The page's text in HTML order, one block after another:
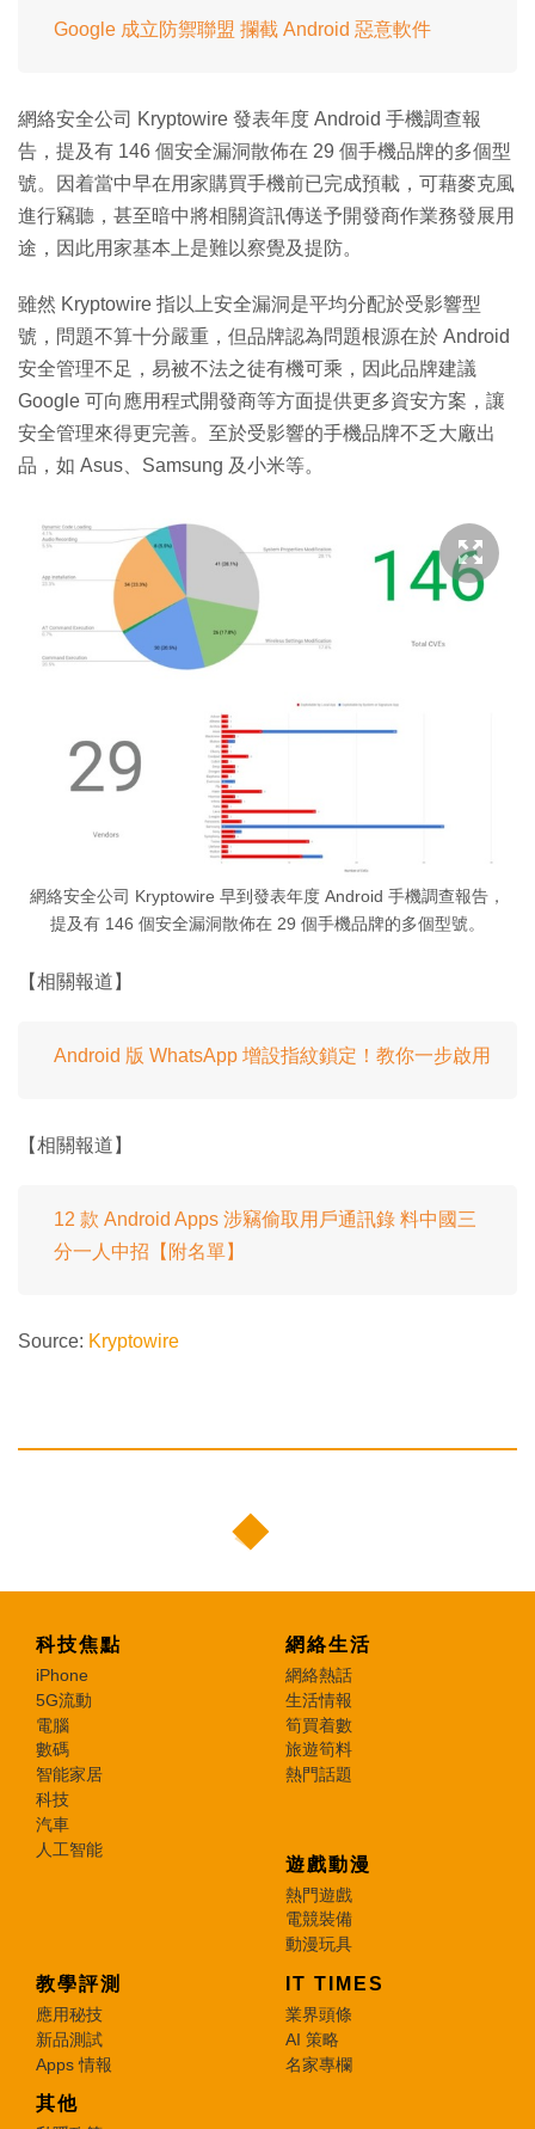
Google 成立防禦聯盟 攔截 Android 惡意軟件
網絡安全公司 Kryptowire 發表年度 Android 手機調查報
告，提及有 146 個安全漏洞散佈在 29 個手機品牌的多個型
號。因着當中早在用家購買手機前已完成預載，可藉麥克風
進行竊聽，甚至暗中將相關資訊傳送予開發商作業務發展用
途，因此用家基本上是難以察覺及提防。
雖然 Kryptowire 指以上安全漏洞是平均分配於受影響型
號，問題不算十分嚴重，但品牌認為問題根源在於 Android
安全管理不足，易被不法之徒有機可乘，因此品牌建議
Google 可向應用程式開發商等方面提供更多資安方案，讓
安全管理來得更完善。至於受影響的手機品牌不乏大廠出
品，如 Asus、Samsung 及小米等。
網絡安全公司 Kryptowire 早到發表年度 Android 手機調查報告，
提及有 146 個安全漏洞散佈在 29 個手機品牌的多個型號。
【相關報道】
Android 版 WhatsApp 增設指紋鎖定！教你一步啟用
【相關報道】
12 款 Android Apps 涉竊偷取用戶通訊錄 料中國三
分一人中招【附名單】
Source: Kryptowire
科技焦點
iPhone
5G流動
電腦
數碼
智能家居
科技
汽車
人工智能
網絡生活
網絡熱話
生活情報
筍買着數
旅遊筍料
熱門話題
遊戲動漫
熱門遊戲
電競裝備
動漫玩具
教學評測
應用秘技
新品測試
Apps 情報
IT TIMES
業界頭條
AI 策略
名家專欄
其他